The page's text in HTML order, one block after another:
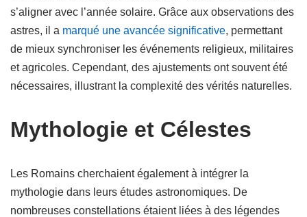
s’aligner avec l’année solaire. Grâce aux observations des
astres, il a marqué une avancée significative, permettant
de mieux synchroniser les événements religieux, militaires
et agricoles. Cependant, des ajustements ont souvent été
nécessaires, illustrant la complexité des vérités naturelles.
Mythologie et Célestes
Les Romains cherchaient également à intégrer la
mythologie dans leurs études astronomiques. De
nombreuses constellations étaient liées à des légendes